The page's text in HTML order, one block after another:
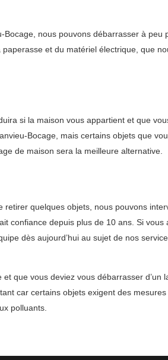
nous pouvons débarrasser à peu
et du matériel électrique, que
si la maison vous appartient et que
Bocage, mais certains objets que
de maison sera la meilleure alternative.
quelques objets, nous pouvons
confiance depuis plus de 10 ans. Si vous
dès aujourd’hui au sujet de nos
que vous deviez vous débarrasser d’un
car certains objets exigent des
polluants.